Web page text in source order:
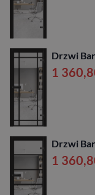
Drzwi
1
Drzwi
1